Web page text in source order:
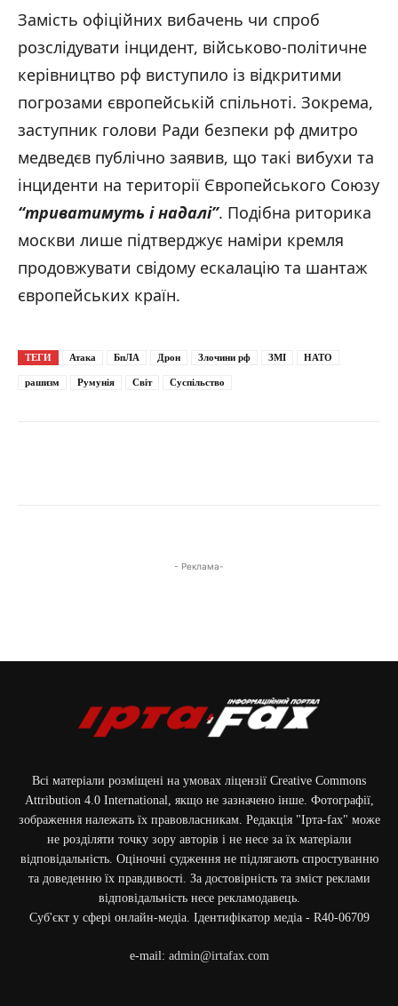
Замість офіційних вибачень чи спроб
розслідувати інцидент, військово-політичне
керівництво рф виступило із відкритими
погрозами європейській спільноті. Зокрема,
заступник голови Ради безпеки рф дмитро
медведєв публічно заявив, що такі вибухи та
інциденти на території Європейського Союзу
“триватимуть і надалі”. Подібна риторика
москви лише підтверджує наміри кремля
продовжувати свідому ескалацію та шантаж
європейських країн.
ТЕГИ Атака БпЛА Дрон Злочини рф ЗМІ НАТО
рашизм Румунія Світ Суспільство
- Реклама-
Всі матеріали розміщені на умовах ліцензії Creative Commons
Attribution 4.0 International, якщо не зазначено інше. Фотографії,
зображення належать їх правовласникам. Редакція "Ірта-fax" може
не розділяти точку зору авторів і не несе за їх матеріали
відповідальність. Оціночні судження не підлягають спростуванню
та доведенню їх правдивості. За достовірність та зміст реклами
відповідальність несе рекламодавець.
Cуб'єкт у сфері онлайн-медіа. Ідентифікатор медіа - R40-06709
e-mail: admin@irtafax.com